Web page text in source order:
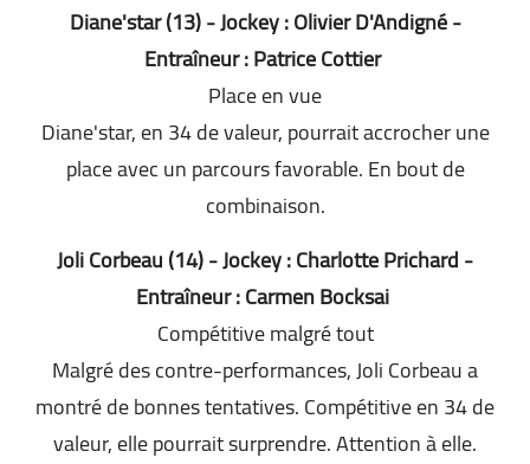
Diane'star (13) - Jockey : Olivier D'Andigné -
Entraîneur : Patrice Cottier
Place en vue
Diane'star, en 34 de valeur, pourrait accrocher une
place avec un parcours favorable. En bout de
combinaison.
Joli Corbeau (14) - Jockey : Charlotte Prichard -
Entraîneur : Carmen Bocksai
Compétitive malgré tout
Malgré des contre-performances, Joli Corbeau a
montré de bonnes tentatives. Compétitive en 34 de
valeur, elle pourrait surprendre. Attention à elle.